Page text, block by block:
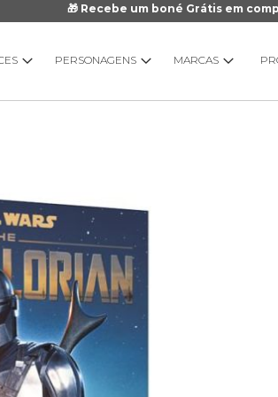
🎁 Recebe um boné Grátis em
PERSONAGENS MARCAS